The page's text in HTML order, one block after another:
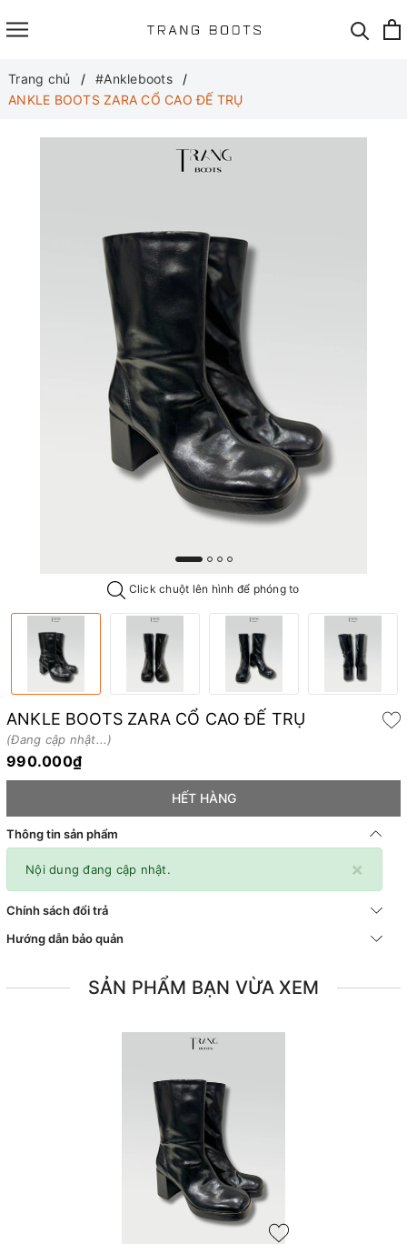
Trang chủ
#Ankleboots
ANKLE BOOTS ZARA CỔ CAO ĐẾ TRỤ
Click chuột lên hình để phóng to
ANKLE BOOTS ZARA CỔ CAO ĐẾ TRỤ
(Đang cập nhật...)
990.000₫
HẾT HÀNG
Thông tin sản phẩm
×
Nội dung đang cập nhật.
Chính sách đổi trả
Hướng dẫn bảo quản
SẢN PHẨM BẠN VỪA XEM